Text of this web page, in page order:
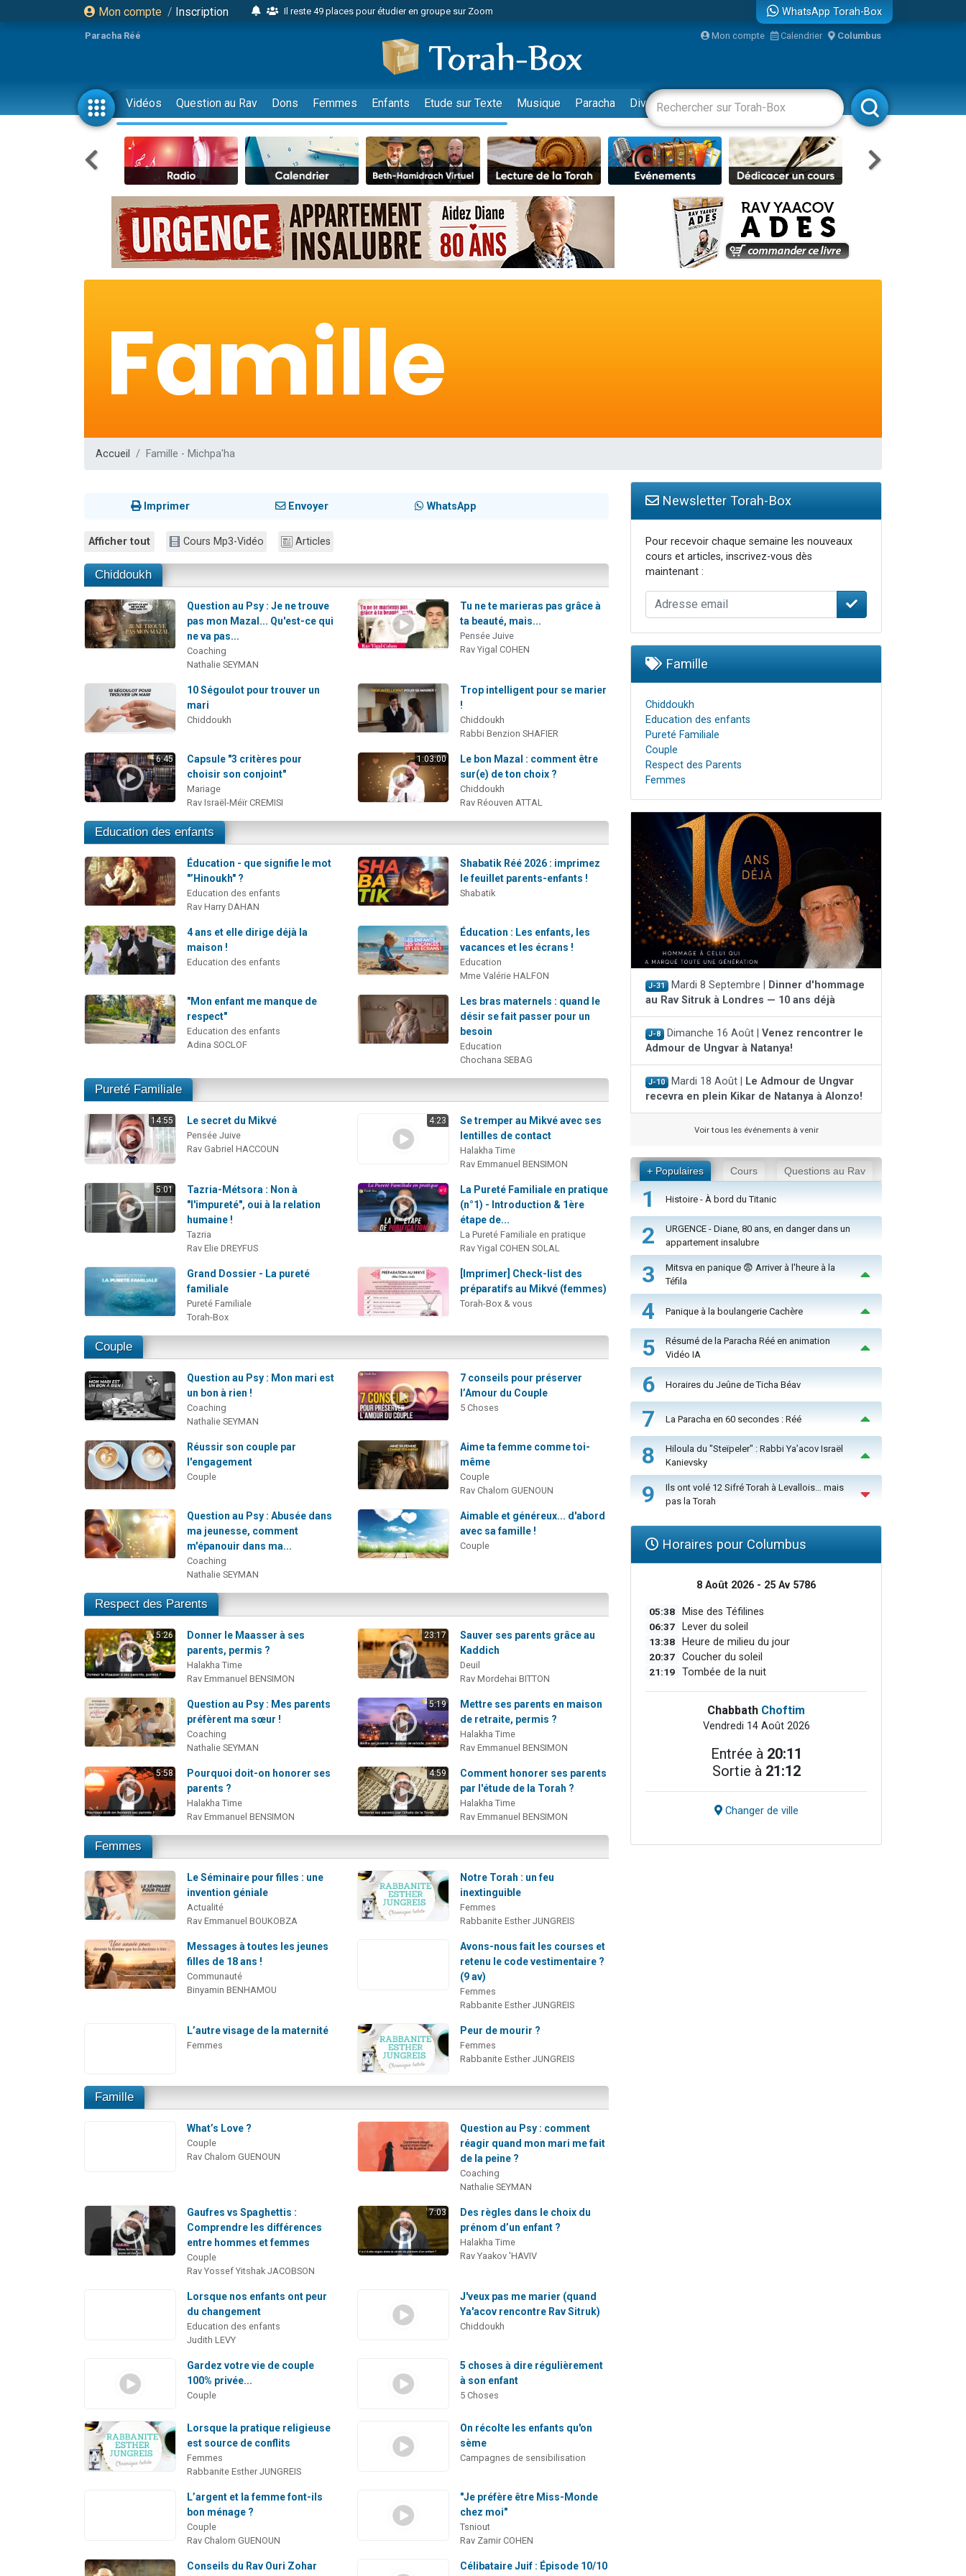
Mon compte / Inscription
Il reste 49 places pour étudier en groupe sur Zoom
2 personnes viennent de nous rejoindre sur WhatsApp
6 personnes viennent de nous rejoindre sur WhatsApp
4 personnes viennent de faire un don pour Reloger Rivka, 6 enfants, victime de violences...
2 personnes viennent de faire un don pour 1 Journée de Vacances Pour les Enfants
17 personnes viennent de demander une bénédiction
4 personnes viennent de nous rejoindre sur WhatsApp
Il reste 49 places pour étudier en groupe sur Zoom
Eva vient de donner son Maasser
4 personnes viennent de nous rejoindre sur WhatsApp
3 personnes viennent de nous rejoindre sur WhatsApp
Odaya vient de donner son Maasser
13 personnes viennent de demander une bénédiction
30 personnes viennent de faire un don pour Sauvez la jambe de Yohan
Il reste 49 places pour étudier en groupe sur Zoom
WhatsApp Torah-Box
Paracha Réé Mon compte Calendrier Columbus
Vidéos Question au Rav Dons Femmes Enfants Etude sur Texte Musique Paracha Divertissements Livres Rabbanim
Accueil Famille - Michpa'ha
Imprimer Envoyer WhatsApp
Afficher tout Cours Mp3-Vidéo Articles
Chiddoukh
Question au Psy : Je ne trouve
pas mon Mazal... Qu'est-ce qui
ne va pas...
Coaching
Nathalie SEYMAN
Tu ne te marieras pas grâce à
ta beauté, mais...
Pensée Juive
Rav Yigal COHEN
10 Ségoulot pour trouver un
mari
Chiddoukh
Trop intelligent pour se marier
!
Chiddoukh
Rabbi Benzion SHAFIER
6:45
Capsule "3 critères pour
choisir son conjoint"
Mariage
Rav Israël-Méïr CREMISI
1:03:00
Le bon Mazal : comment être
sur(e) de ton choix ?
Chiddoukh
Rav Réouven ATTAL
Education des enfants
Éducation - que signifie le mot
"’Hinoukh" ?
Education des enfants
Rav Harry DAHAN
Shabatik Réé 2026 : imprimez
le feuillet parents-enfants !
Shabatik
4 ans et elle dirige déjà la
maison !
Education des enfants
Éducation : Les enfants, les
vacances et les écrans !
Education
Mme Valérie HALFON
"Mon enfant me manque de
respect"
Education des enfants
Adina SOCLOF
Les bras maternels : quand le
désir se fait passer pour un
besoin
Education
Chochana SEBAG
Pureté Familiale
14:55 Le secret du Mikvé
Pensée Juive
Rav Gabriel HACCOUN
4:23
Se tremper au Mikvé avec ses
lentilles de contact
Halakha Time
Rav Emmanuel BENSIMON
5:01
Tazria-Métsora : Non à
"l'impureté", oui à la relation
humaine !
Tazria
Rav Elie DREYFUS
La Pureté Familiale en pratique
(n°1) - Introduction & 1ère
étape de...
La Pureté Familiale en pratique
Rav Yigal COHEN SOLAL
Grand Dossier - La pureté
familiale
Pureté Familiale
Torah-Box
[Imprimer] Check-list des
préparatifs au Mikvé (femmes)
Torah-Box & vous
Couple
Question au Psy : Mon mari est
un bon à rien !
Coaching
Nathalie SEYMAN
7 conseils pour préserver
l’Amour du Couple
5 Choses
Réussir son couple par
l'engagement
Couple
Aime ta femme comme toi-
même
Couple
Rav Chalom GUENOUN
Question au Psy : Abusée dans
ma jeunesse, comment
m'épanouir dans ma...
Coaching
Nathalie SEYMAN
Aimable et généreux... d'abord
avec sa famille !
Couple
Respect des Parents
5:26
Donner le Maasser à ses
parents, permis ?
Halakha Time
Rav Emmanuel BENSIMON
23:17
Sauver ses parents grâce au
Kaddich
Deuil
Rav Mordehai BITTON
Question au Psy : Mes parents
préfèrent ma sœur !
Coaching
Nathalie SEYMAN
5:19
Mettre ses parents en maison
de retraite, permis ?
Halakha Time
Rav Emmanuel BENSIMON
5:58
Pourquoi doit-on honorer ses
parents ?
Halakha Time
Rav Emmanuel BENSIMON
4:59
Comment honorer ses parents
par l'étude de la Torah ?
Halakha Time
Rav Emmanuel BENSIMON
Femmes
Le Séminaire pour filles : une
invention géniale
Actualité
Rav Emmanuel BOUKOBZA
Notre Torah : un feu
inextinguible
Femmes
Rabbanite Esther JUNGREIS
Messages à toutes les jeunes
filles de 18 ans !
Communauté
Binyamin BENHAMOU
Avons-nous fait les courses et
retenu le code vestimentaire ?
(9 av)
Femmes
Rabbanite Esther JUNGREIS
L’autre visage de la maternité
Femmes
Peur de mourir ?
Femmes
Rabbanite Esther JUNGREIS
Famille
What’s Love ?
Couple
Rav Chalom GUENOUN
Question au Psy : comment
réagir quand mon mari me fait
de la peine ?
Coaching
Nathalie SEYMAN
Gaufres vs Spaghettis :
Comprendre les différences
entre hommes et femmes
Couple
Rav Yossef Yitshak JACOBSON
7:03
Des règles dans le choix du
prénom d’un enfant ?
Halakha Time
Rav Yaakov 'HAVIV
Lorsque nos enfants ont peur
du changement
Education des enfants
Judith LEVY
J'veux pas me marier (quand
Ya'acov rencontre Rav Sitruk)
Chiddoukh
Gardez votre vie de couple
100% privée...
Couple
5 choses à dire régulièrement
à son enfant
5 Choses
Lorsque la pratique religieuse
est source de conflits
Femmes
Rabbanite Esther JUNGREIS
On récolte les enfants qu'on
sème
Campagnes de sensibilisation
L’argent et la femme font-ils
bon ménage ?
Couple
Rav Chalom GUENOUN
"Je préfère être Miss-Monde
chez moi"
Tsniout
Rav Zamir COHEN
Conseils du Rav Ouri Zohar
Célibataire Juif : Épisode 10/10
Newsletter Torah-Box
Pour recevoir chaque semaine les nouveaux
cours et articles, inscrivez-vous dès
maintenant :
Famille
Chiddoukh
Education des enfants
Pureté Familiale
Couple
Respect des Parents
Femmes
J-31 Mardi 8 Septembre |
Dinner d'hommage
au Rav Sitruk à Londres — 10 ans déjà
J-8 Dimanche 16 Août | Venez rencontrer le
Admour de Ungvar à Natanya!
J-10 Mardi 18 Août |
Le Admour de Ungvar
recevra en plein Kikar de Natanya à Alonzo!
Voir tous les événements à venir
+ Populaires Cours Questions au Rav
1 Histoire - À bord du Titanic
2
URGENCE - Diane, 80 ans, en danger dans un
appartement insalubre
3
Mitsva en panique 😨 Arriver à l'heure à la
Téfila
4 Panique à la boulangerie Cachère
5
Résumé de la Paracha Réé en animation
Vidéo IA
6 Horaires du Jeûne de Ticha Béav
7 La Paracha en 60 secondes : Réé
8
Hiloula du "Steïpeler" : Rabbi Ya’acov Israël
Kanievsky
9
Ils ont volé 12 Sifré Torah à Levallois… mais
pas la Torah
Horaires pour Columbus
8 Août 2026 - 25 Av 5786
05:38 Mise des Téfilines
06:37 Lever du soleil
13:38 Heure de milieu du jour
20:37 Coucher du soleil
21:19 Tombée de la nuit
Chabbath Choftim
Vendredi 14 Août 2026
Entrée à 20:11
Sortie à 21:12
Changer de ville